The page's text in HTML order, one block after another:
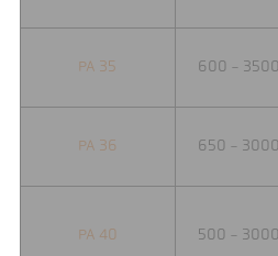
PA 35 600 - 3500
PA 36 650 - 3000
PA 40 500 - 3000